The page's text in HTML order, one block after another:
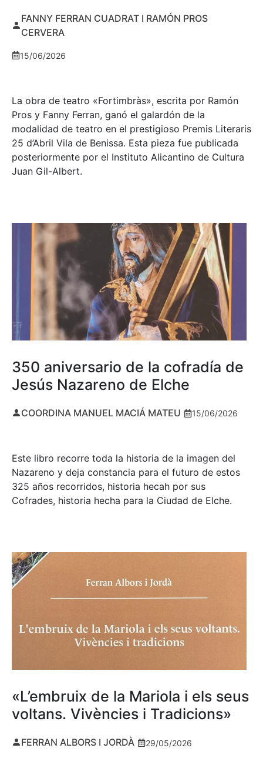
FANNY FERRAN CUADRAT I RAMÓN PROS
CERVERA
15/06/2026
La obra de teatro «Fortimbràs», escrita por Ramón
Pros y Fanny Ferran, ganó el galardón de la
modalidad de teatro en el prestigioso Premis Literaris
25 d’Abril Vila de Benissa. Esta pieza fue publicada
posteriormente por el Instituto Alicantino de Cultura
Juan Gil-Albert.
350 aniversario de la cofradía de
Jesús Nazareno de Elche
COORDINA MANUEL MACIÁ MATEU 15/06/2026
Este libro recorre toda la historia de la imagen del
Nazareno y deja constancia para el futuro de estos
325 años recorridos, historia hecah por sus
Cofrades, historia hecha para la Ciudad de Elche.
«L’embruix de la Mariola i els seus
voltans. Vivències i Tradicions»
FERRAN ALBORS I JORDÀ 29/05/2026